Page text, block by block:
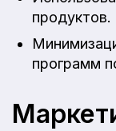
продуктов.
программ